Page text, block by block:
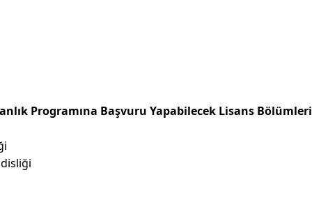
Programına Başvuru Yapabilecek Lisans Bölümleri